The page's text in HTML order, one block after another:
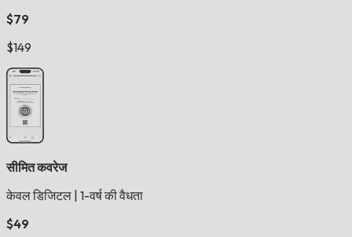
$79
$149
सीमित कवरेज
केवल डिजिटल 1-वर्ष की वैधता
$49